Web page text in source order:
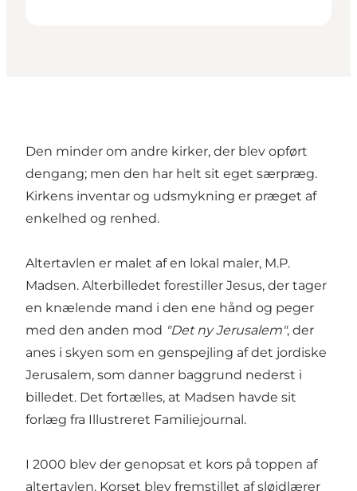
Den minder om andre kirker, der blev opført
dengang; men den har helt sit eget særpræg.
Kirkens inventar og udsmykning er præget af
enkelhed og renhed.
Altertavlen er malet af en lokal maler, M.P.
Madsen. Alterbilledet forestiller Jesus, der tager
en knælende mand i den ene hånd og peger
med den anden mod "Det ny Jerusalem", der
anes i skyen som en genspejling af det jordiske
Jerusalem, som danner baggrund nederst i
billedet. Det fortælles, at Madsen havde sit
forlæg fra Illustreret Familiejournal.
I 2000 blev der genopsat et kors på toppen af
altertavlen. Korset blev fremstillet af sløjdlærer